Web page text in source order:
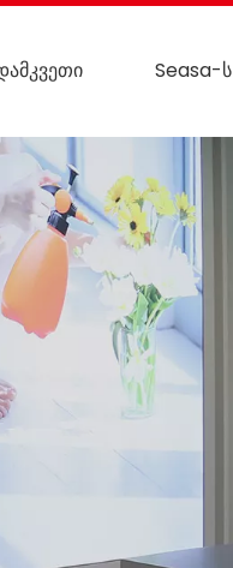
Seasa-ს